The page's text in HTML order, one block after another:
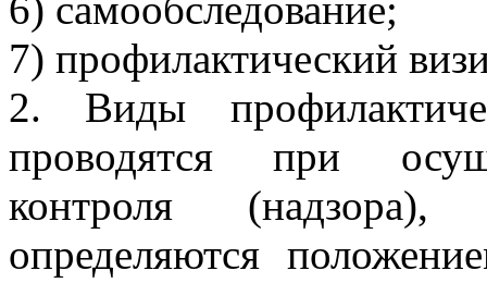
6) самообследование;
7) профилактический
2. Виды
проводятся при
контроля (надзора),
определяются